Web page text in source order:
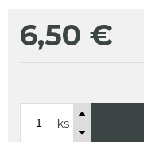
6,50 €
ks